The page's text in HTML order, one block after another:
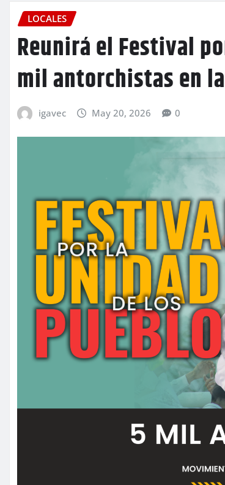
LOCALES
Reunirá el Festival
mil antorchistas en
igavec May 20, 2026 0